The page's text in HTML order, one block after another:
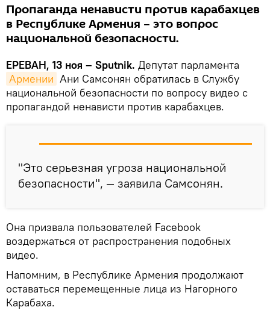
Пропаганда ненависти против карабахцев
в Республике Армения – это вопрос
национальной безопасности.
ЕРЕВАН, 13 ноя – Sputnik. Депутат парламента
Армении Ани Самсонян обратилась в Службу
национальной безопасности по вопросу видео с
пропагандой ненависти против карабахцев.
"Это серьезная угроза национальной
безопасности", — заявила Самсонян.
Она призвала пользователей Facebook
воздержаться от распространения подобных
видео.
Напомним, в Республике Армения продолжают
оставаться перемещенные лица из Нагорного
Карабаха.